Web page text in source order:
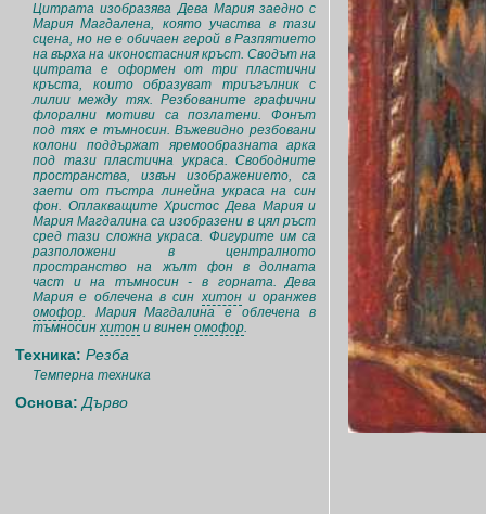
Цитрата изобразява Дева Мария заедно с
Мария Магдалена, която участва в тази
сцена, но не е обичаен герой в Разпятието
на върха на иконостасния кръст. Сводът на
цитрата е оформен от три пластични
кръста, които образуват триъгълник с
лилии между тях. Резбованите графични
флорални мотиви са позлатени. Фонът
под тях е тъмносин. Въжевидно резбовани
колони поддържат яремообразната арка
под тази пластична украса. Свободните
пространства, извън изображението, са
заети от пъстра линейна украса на син
фон. Оплакващите Христос Дева Мария и
Мария Магдалина са изобразени в цял ръст
сред тази сложна украса. Фигурите им са
разположени в централното
пространство на жълт фон в долната
част и на тъмносин - в горната. Дева
Мария е облечена в синхитони оранжев
омофор. Мария Магдалина е облечена в
тъмносинхитон и винен омофор.
Техника: Резба
Темперна техника
Основа: Дърво